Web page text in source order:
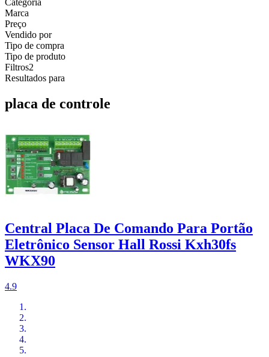
Marca
Preço
Vendido por
Tipo de compra
Tipo de produto
Filtros2
Resultados para
placa de controle
Central Placa De Comando Para Portão
Eletrônico Sensor Hall Rossi Kxh30fs
WKX90
4.9